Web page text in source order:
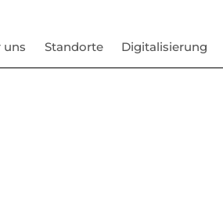
uns Standorte Digitalisierung